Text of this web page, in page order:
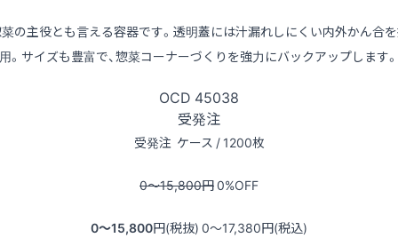
の主役とも言える容器です。透明蓋には汁漏れしにくい内外かん合
用。サイズも豊富で、惣菜コーナーづくりを強力にバックアップします。
OCD 45038
受発注
受発注 ケース / 1200枚
0〜15,800円0%OFF
0〜15,800円(税抜) 0〜17,380円(税込)